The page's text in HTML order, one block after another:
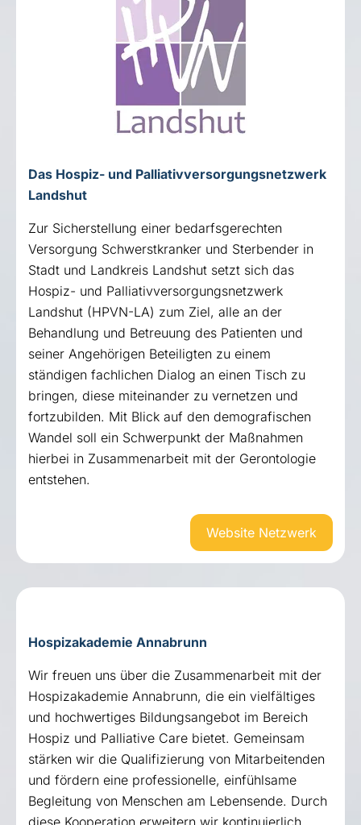
Das Hospiz- und Palliativversorgungsnetzwerk
Landshut
Zur Sicherstellung einer bedarfsgerechten
Versorgung Schwerstkranker und Sterbender in
Stadt und Landkreis Landshut setzt sich das
Hospiz- und Palliativversorgungsnetzwerk
Landshut (HPVN-LA) zum Ziel, alle an der
Behandlung und Betreuung des Patienten und
seiner Angehörigen Beteiligten zu einem
ständigen fachlichen Dialog an einen Tisch zu
bringen, diese miteinander zu vernetzen und
fortzubilden. Mit Blick auf den demografischen
Wandel soll ein Schwerpunkt der Maßnahmen
hierbei in Zusammenarbeit mit der Gerontologie
entstehen.
Website Netzwerk
Hospizakademie Annabrunn
Wir freuen uns über die Zusammenarbeit mit der
Hospizakademie Annabrunn, die ein vielfältiges
und hochwertiges Bildungsangebot im Bereich
Hospiz und Palliative Care bietet. Gemeinsam
stärken wir die Qualifizierung von Mitarbeitenden
und fördern eine professionelle, einfühlsame
Begleitung von Menschen am Lebensende. Durch